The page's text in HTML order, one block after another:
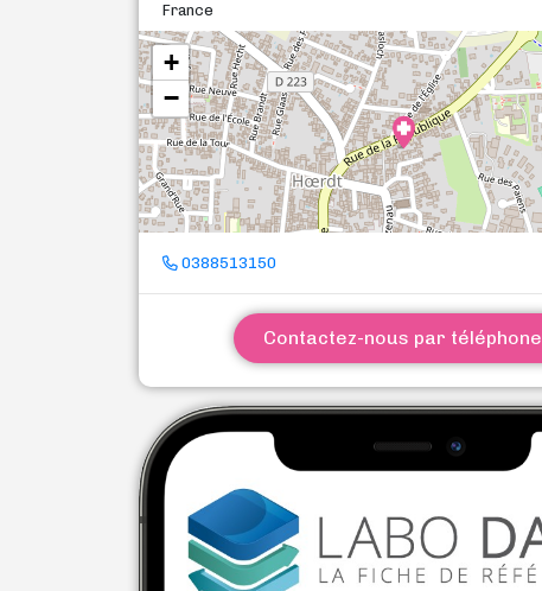
France
+
−
0388513150
Contactez-nous par téléphone